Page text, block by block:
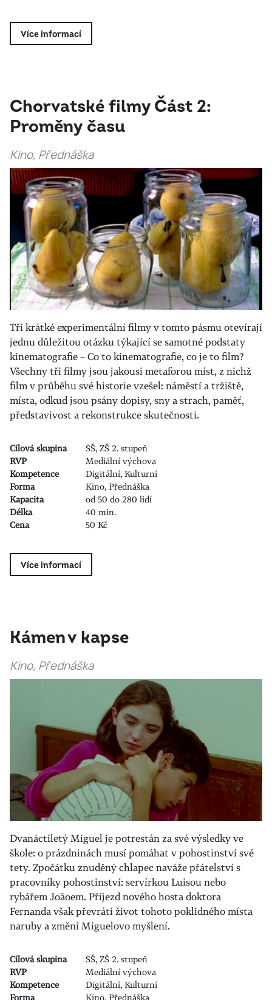
Více informací
Chorvatské filmy Část 2:
Proměny času
Kino, Přednáška
Tři krátké experimentální filmy v tomto pásmu otevírají
jednu důležitou otázku týkající se samotné podstaty
kinematografie – Co to kinematografie, co je to film?
Všechny tři filmy jsou jakousi metaforou míst, z nichž
film v průběhu své historie vzešel: náměstí a tržiště,
místa, odkud jsou psány dopisy, sny a strach, paměť,
představivost a rekonstrukce skutečnosti.
Cílová skupina
SŠ, ZŠ 2. stupeň
RVP
Mediální výchova
Kompetence
Digitální, Kulturní
Forma
Kino, Přednáška
Kapacita
od 50 do 280 lidí
Délka
40 min.
Cena
50 Kč
Více informací
Kámen v kapse
Kino, Přednáška
Dvanáctiletý Miguel je potrestán za své výsledky ve
škole: o prázdninách musí pomáhat v pohostinství své
tety. Zpočátku znuděný chlapec naváže přátelství s
pracovníky pohostinství: servírkou Luisou nebo
rybářem Joãoem. Příjezd nového hosta doktora
Fernanda však převrátí život tohoto poklidného místa
naruby a změní Miguelovo myšlení.
Cílová skupina
SŠ, ZŠ 2. stupeň
RVP
Mediální výchova
Kompetence
Digitální, Kulturní
Forma
Kino, Přednáška